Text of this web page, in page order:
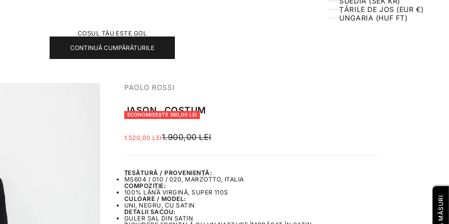
ȚĂRILE DE JOS (EUR €)
UNGARIA (HUF FT)
COȘUL TĂU ESTE GOL
CONTINUĂ CUMPĂRĂTURILE
PAOLO ROSSI
JASON . COSTUM
ECONOMISEȘTE 380,00 LEI
PREȚ REDUS
1.520,00 LEIPREȚ NORMAL
1.900,00 LEI
ȚESĂTURĂ / PROVENIENȚĂ:
MS604 / 010 / 020, MARZOTTO, ITALIA
COMPOZIȚIE:
100% LÂNĂ VIRGINĂ, SUPER 110S
CULOARE / MODEL:
UNI, NEGRU, CU SATIN
DETALII SACOU:
GULER ȘAL DIN SATIN